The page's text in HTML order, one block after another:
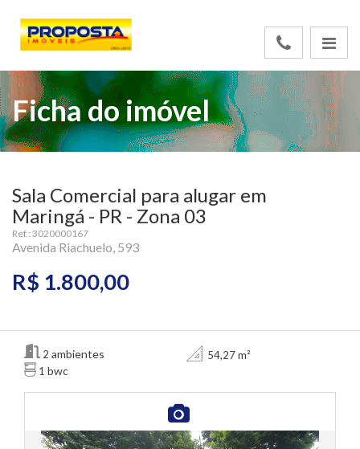
Ficha do imóvel
Sala Comercial para alugar em
Maringá - PR - Zona 03
Ref.: 3020000167
Avenida Riachuelo, 593
R$ 1.800,00
2 ambientes
1 bwc
54,27 m²